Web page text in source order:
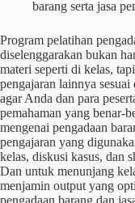
barang serta jasa
Program pelatihan
diselenggarakan bukan
materi seperti di kelas,
pengajaran lainnya
agar Anda dan para
pemahaman yang benar-
mengenai pengadaan
pengajaran yang
kelas, diskusi kasus, dan
Dan untuk menunjang
menjamin output yang
pengadaan barang dan